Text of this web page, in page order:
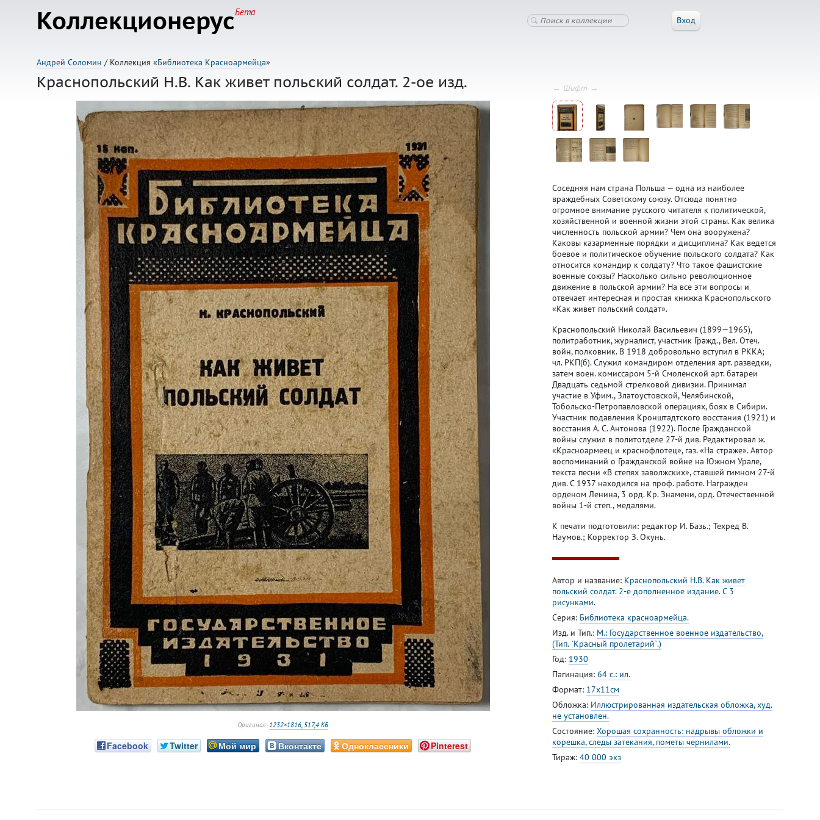
КоллекционерусБета
Вход
Андрей Соломин / Коллекция «Библиотека Красноармейца»
Краснопольский Н.В. Как живет польский солдат. 2-ое изд.
Оригинал:1232×1816, 517,4 КБ
Facebook Twitter Мой мир Вконтакте Одноклассники Pinterest
← Шифт →
Соседняя нам страна Польша — одна из наиболее
враждебных Советскому союзу. Отсюда понятно
огромное внимание русского читателя к политической,
хозяйственной и военной жизни этой страны. Как велика
численность польской армии? Чем она вооружена?
Каковы казарменные порядки и дисциплина? Как ведется
боевое и политическое обучение польского солдата? Как
относится командир к солдату? Что такое фашистские
военные союзы? Насколько сильно революционное
движение в польской армии? На все эти вопросы и
отвечает интересная и простая книжка Краснопольского
«Как живет польский солдат».
Краснопольский Николай Васильевич (1899—1965),
политработник, журналист, участник Гражд., Вел. Отеч.
войн, полковник. В 1918 добровольно вступил в РККА;
чл. РКП(б). Служил командиром отделения арт. разведки,
затем воен. комиссаром 5-й Смоленской арт. батареи
Двадцать седьмой стрелковой дивизии. Принимал
участие в Уфим., Златоустовской, Челябинской,
Тобольско-Петропавловской операциях, боях в Сибири.
Участник подавления Кронштадтского восстания (1921) и
восстания А. С. Антонова (1922). После Гражданской
войны служил в политотделе 27-й див. Редактировал ж.
«Красноармеец и краснофлотец», газ. «На страже». Автор
воспоминаний о Гражданской войне на Южном Урале,
текста песни «В степях заволжских», ставшей гимном 27-й
див. С 1937 находился на проф. работе. Награжден
орденом Ленина, 3 орд. Кр. Знамени, орд. Отечественной
войны 1-й степ., медалями.
К печати подготовили: редактор И. Базь.; Техред В.
Наумов.; Корректор З. Окунь.
Автор и название: Краснопольский Н.В. Как живет
польский солдат. 2-е дополненное издание. С 3
рисунками.
Серия: Библиотека красноармейца.
Изд. и Тип.: М.: Государственное военное издательство,
(Тип. `Красный пролетарий`.)
Год: 1930
Пагинация: 64 с.: ил.
Формат: 17х11см
Обложка: Иллюстрированная издательская обложка, худ.
не установлен.
Состояние: Хорошая сохранность: надрывы обложки и
корешка, следы затекания, пометы чернилами.
Тираж: 40 000 экз